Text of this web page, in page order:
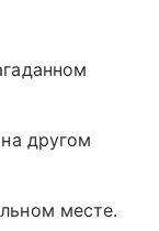
другом
месте.